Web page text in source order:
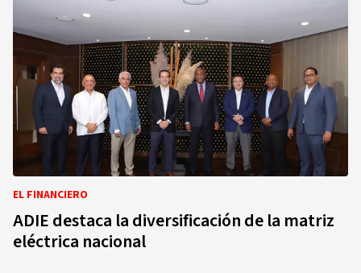
EL FINANCIERO
ADIE destaca la diversificación de la matriz
eléctrica nacional